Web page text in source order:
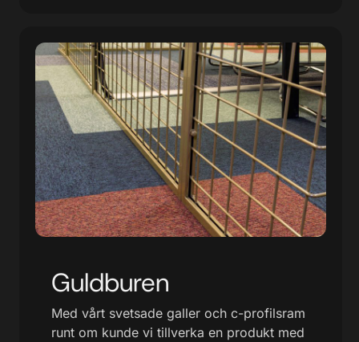
Guldburen
Med vårt svetsade galler och c-profilsram
runt om kunde vi tillverka en produkt med